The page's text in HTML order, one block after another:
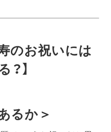
のお祝いには
】
るか＞